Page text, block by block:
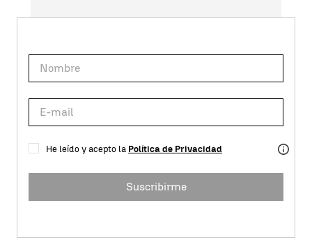
He leído y acepto la Política de Privacidad
Suscribirme